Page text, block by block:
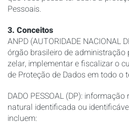
Pessoais.
3. Conceitos
ANPD (AUTORIDADE NACIONAL
órgão brasileiro de
zelar, implementar e fiscalizar o
de Proteção de Dados em todo o
DADO PESSOAL (DP):
natural identificada ou
incluem: